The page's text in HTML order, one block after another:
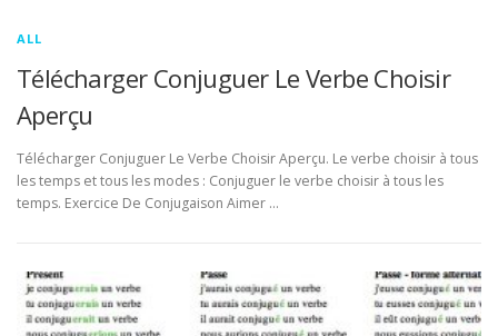
ALL
Télécharger Conjuguer Le Verbe Choisir
Aperçu
Télécharger Conjuguer Le Verbe Choisir Aperçu. Le verbe choisir à tous
les temps et tous les modes : Conjuguer le verbe choisir à tous les
temps. Exercice De Conjugaison Aimer …